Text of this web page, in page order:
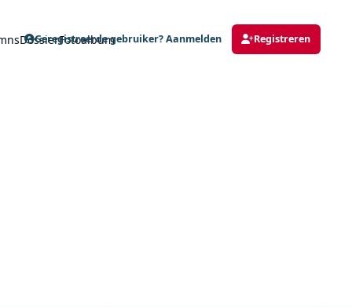
DossierFotoalbum
Geregistreerde gebruiker? Aanmelden Registreren